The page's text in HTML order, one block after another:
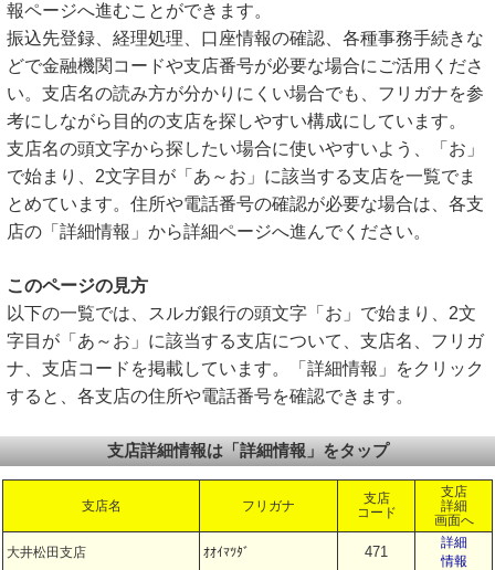
報ページへ進むことができます。
振込先登録、経理処理、口座情報の確認、各種事務手続きな
どで金融機関コードや支店番号が必要な場合にご活用くださ
い。支店名の読み方が分かりにくい場合でも、フリガナを参
考にしながら目的の支店を探しやすい構成にしています。
支店名の頭文字から探したい場合に使いやすいよう、「お」
で始まり、2文字目が「あ～お」に該当する支店を一覧でま
とめています。住所や電話番号の確認が必要な場合は、各支
店の「詳細情報」から詳細ページへ進んでください。
このページの見方
以下の一覧では、スルガ銀行の頭文字「お」で始まり、2文
字目が「あ～お」に該当する支店について、支店名、フリガ
ナ、支店コードを掲載しています。「詳細情報」をクリック
すると、各支店の住所や電話番号を確認できます。
支店詳細情報は「詳細情報」をタップ
支店名 フリガナ
支店
コード
支店
詳細
画面へ
大井松田支店 ｵｵｲﾏﾂﾀﾞ 471
詳細
情報